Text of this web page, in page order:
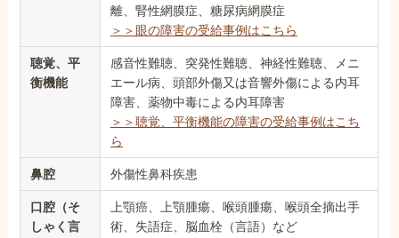
離、腎性網膜症、糖尿病網膜症
＞＞眼の障害の受給事例はこちら
聴覚、平
衡機能
感音性難聴、突発性難聴、神経性難聴、メニ
エール病、頭部外傷又は音響外傷による内耳
障害、薬物中毒による内耳障害
＞＞聴覚、平衡機能の障害の受給事例はこち
ら
鼻腔 外傷性鼻科疾患
口腔（そ
しゃく言
上顎癌、上顎腫瘍、喉頭腫瘍、喉頭全摘出手
術、失語症、脳血栓（言語）など